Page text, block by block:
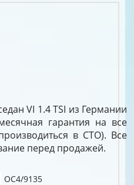
VI 1.4 TSI из Германии
гарантия на все
в СТО). Все
перед продажей.
OC4/9135